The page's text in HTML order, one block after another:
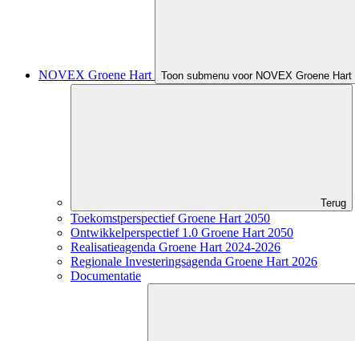
NOVEX Groene Hart Toon submenu voor NOVEX Groene Hart
Terug
Toekomstperspectief Groene Hart 2050
Ontwikkelperspectief 1.0 Groene Hart 2050
Realisatieagenda Groene Hart 2024-2026
Regionale Investeringsagenda Groene Hart 2026
Documentatie